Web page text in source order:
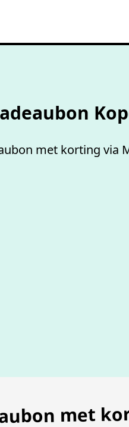
met korting via
met